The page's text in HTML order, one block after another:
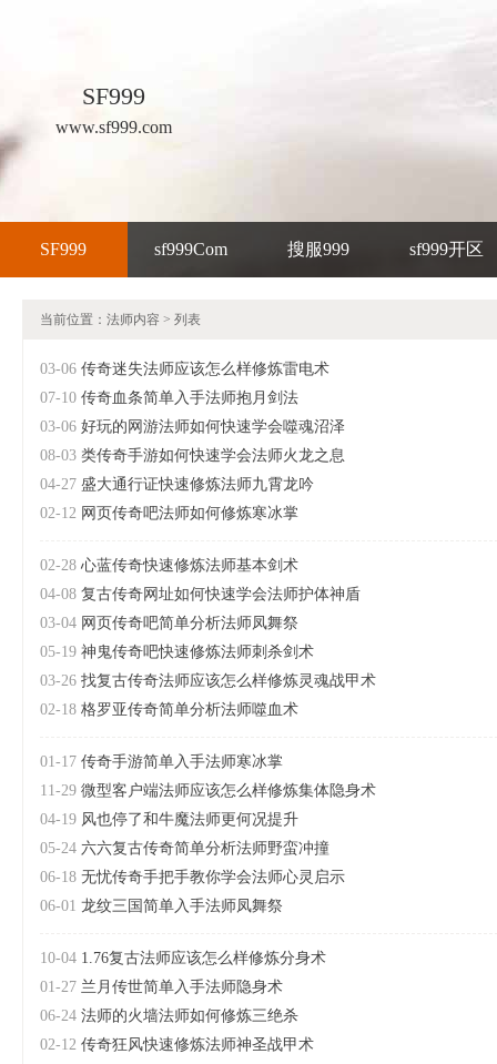
SF999
www.sf999.com
SF999 sf999Com 搜服999 sf999开区
当前位置： 法师内容 > 列表
03-06 传奇迷失法师应该怎么样修炼雷电术
07-10 传奇血条简单入手法师抱月剑法
03-06 好玩的网游法师如何快速学会噬魂沼泽
08-03 类传奇手游如何快速学会法师火龙之息
04-27 盛大通行证快速修炼法师九霄龙吟
02-12 网页传奇吧法师如何修炼寒冰掌
02-28 心蓝传奇快速修炼法师基本剑术
04-08 复古传奇网址如何快速学会法师护体神盾
03-04 网页传奇吧简单分析法师凤舞祭
05-19 神鬼传奇吧快速修炼法师刺杀剑术
03-26 找复古传奇法师应该怎么样修炼灵魂战甲术
02-18 格罗亚传奇简单分析法师噬血术
01-17 传奇手游简单入手法师寒冰掌
11-29 微型客户端法师应该怎么样修炼集体隐身术
04-19 风也停了和牛魔法师更何况提升
05-24 六六复古传奇简单分析法师野蛮冲撞
06-18 无忧传奇手把手教你学会法师心灵启示
06-01 龙纹三国简单入手法师凤舞祭
10-04 1.76复古法师应该怎么样修炼分身术
01-27 兰月传世简单入手法师隐身术
06-24 法师的火墙法师如何修炼三绝杀
02-12 传奇狂风快速修炼法师神圣战甲术